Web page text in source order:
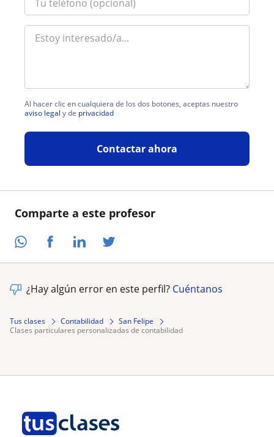
Comparte a este profesor
Al hacer clic en cualquiera de los dos botones, aceptas nuestro
aviso legal y de privacidad
Contactar ahora
¿Hay algún error en este perfil? Cuéntanos
Tus clases Contabilidad
San Felipe
clases particulares personalizadas de contabilidad